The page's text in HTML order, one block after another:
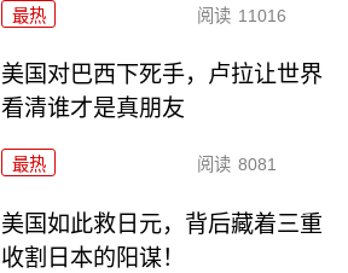
最热 阅读 11016
美国对巴西下死手，卢拉让世界
看清谁才是真朋友
最热 阅读 8081
美国如此救日元，背后藏着三重
收割日本的阳谋！